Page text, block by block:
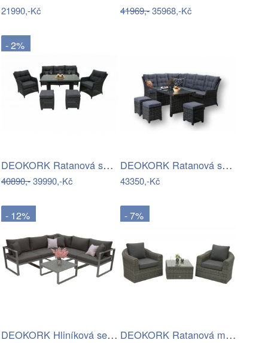
21990,-Kč 41969,-35968,-Kč
- 2%
DEOKORK Ratanová sestava PAOLA antracit…
40890,-39990,-Kč
DEOKORK Ratanová sestava DAKOTA …
43350,-Kč
- 12%
DEOKORK Hliníková sestava pro 5 osob…
- 7%
DEOKORK Ratanová modulová sestava…